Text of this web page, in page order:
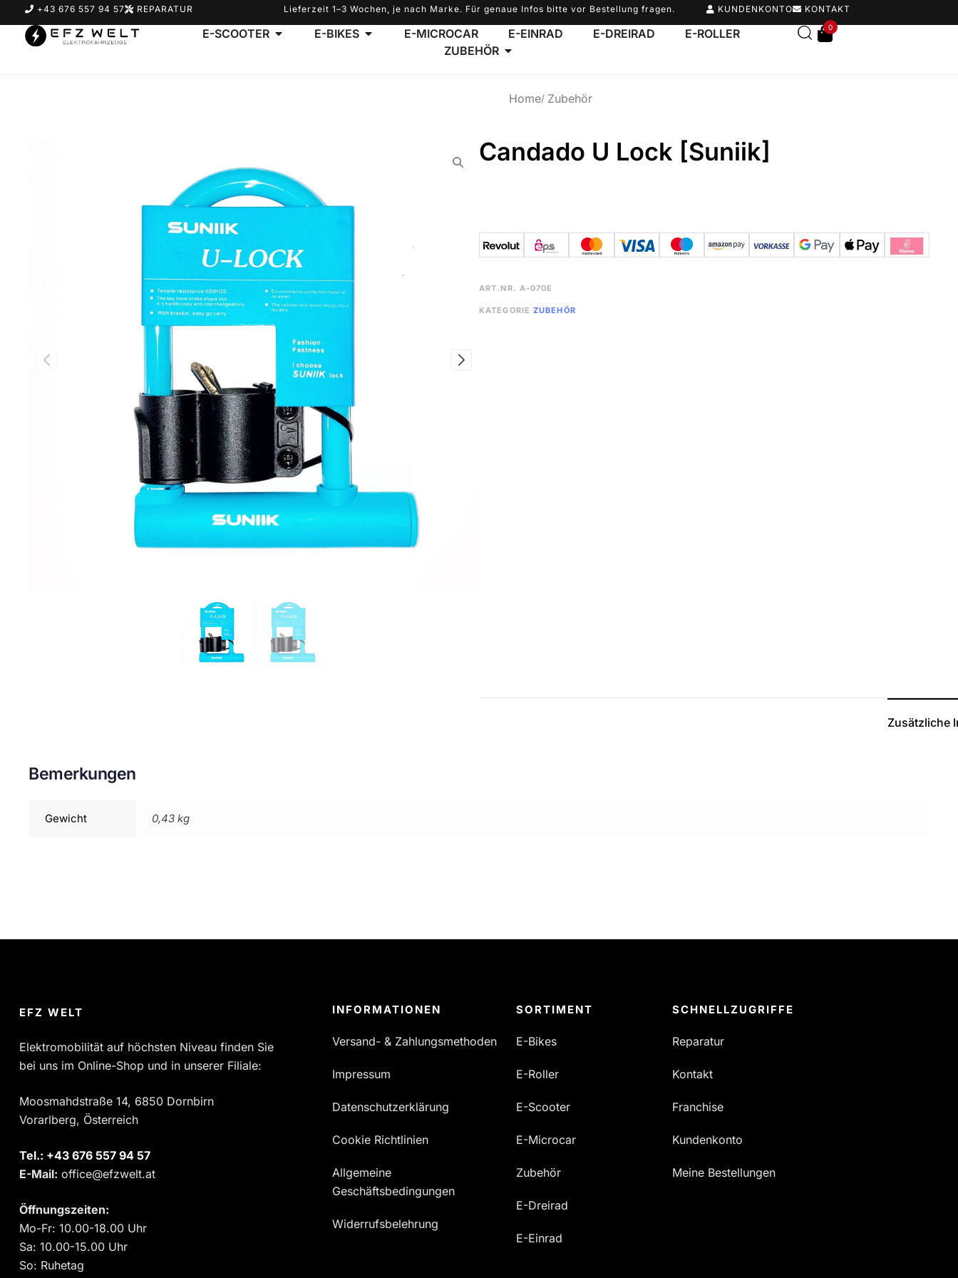
+43 676 557 94 57 REPARATUR Lieferzeit 1–3 Wochen, je nach Marke. Für genaue Infos bitte vor Bestellung fragen. KUNDENKONTO KONTAKT
E-SCOOTER E-BIKES E-MICROCAR E-EINRAD E-DREIRAD
E-ROLLER
ZUBEHÖR
0
Home Zubehör
Candado U Lock [Suniik]
ART.NR. A-070E
KATEGORIE ZUBEHÖR
Zusätzliche
Bemerkungen
Gewicht 0,43 kg
EFZ WELT
Elektromobilität auf höchsten Niveau finden Sie
bei uns im Online-Shop und in unserer Filiale:
Moosmahdstraße 14, 6850 Dornbirn
Vorarlberg, Österreich
Tel.: ‎+43 676 557 94 57
E-Mail: office@efzwelt.at
Öffnungszeiten:
Mo-Fr: 10.00-18.00 Uhr
Sa: 10.00-15.00 Uhr
So: Ruhetag
INFORMATIONEN
Versand- & Zahlungsmethoden
Impressum
Datenschutzerklärung
Cookie Richtlinien
Allgemeine
Geschäftsbedingungen
Widerrufsbelehrung
SORTIMENT
E-Bikes
E-Roller
E-Scooter
E-Microcar
Zubehör
E-Dreirad
E-Einrad
SCHNELLZUGRIFFE
Reparatur
Kontakt
Franchise
Kundenkonto
Meine Bestellungen